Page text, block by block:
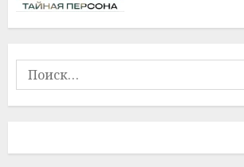
Найти: